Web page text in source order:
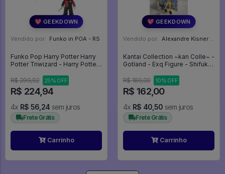
💖 GEEKDOWN
Vendido por: Funko in POA - RS
Funko Pop Harry Potter Harry
Potter Triwizard - Harry Potter
R$ 299,92
25% OFF
R$ 224,94
4x R$ 56,24 sem juros
Frete Grátis
Carrinho
💖 GEEKDOWN
Vendido por: Alexandre Kisner - PR
Kantai Collection ~kan Colle~ -
Gotland - Exq Figure - Shifuku
Collection KanColle
R$ 180,00 10% OFF
R$ 162,00
4x R$ 40,50 sem juros
Frete Grátis
Carrinho